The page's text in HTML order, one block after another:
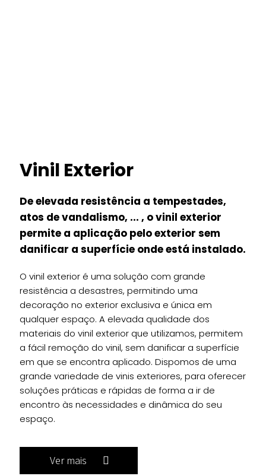
Vinil Exterior
De elevada resistência a tempestades,
atos de vandalismo, ... , o vinil exterior
permite a aplicação pelo exterior sem
danificar a superfície onde está instalado.
O vinil exterior é uma solução com grande
resistência a desastres, permitindo uma
decoração no exterior exclusiva e única em
qualquer espaço. A elevada qualidade dos
materiais do vinil exterior que utilizamos, permitem
a fácil remoção do vinil, sem danificar a superfície
em que se encontra aplicado. Dispomos de uma
grande variedade de vinis exteriores, para oferecer
soluções práticas e rápidas de forma a ir de
encontro às necessidades e dinâmica do seu
espaço.
Ver mais